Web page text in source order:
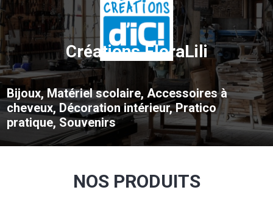
Créations FloraLili
Bijoux, Matériel scolaire, Accessoires à
cheveux, Décoration intérieur, Pratico
pratique, Souvenirs
NOS PRODUITS